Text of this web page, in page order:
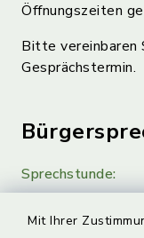
Mit Ihrer
Öffnungszeiten
Bitte vereinbaren
Gesprächstermin.
Sprechstunde: